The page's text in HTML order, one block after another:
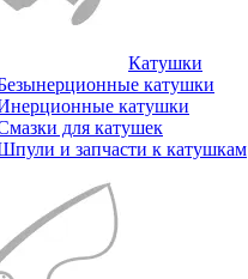
Катушки
катушки
катушки
для катушек
и запчасти к катушкам